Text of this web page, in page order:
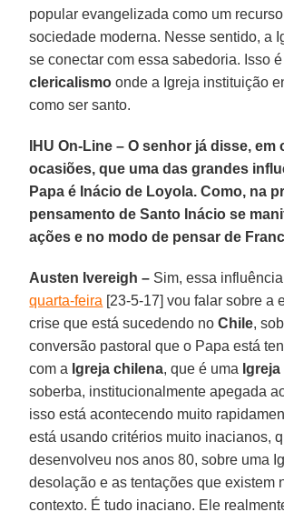
popular evangelizada como um
sociedade moderna. Nesse sentido, a
se conectar com essa sabedoria. Isso
clericalismo onde a Igreja instituição
como ser santo.
IHU On-Line – O senhor já disse, em
ocasiões, que uma das grandes
Papa é Inácio de Loyola. Como, na
pensamento de Santo Inácio se
ações e no modo de pensar de
Austen Ivereigh – Sim, essa
quarta-feira [23-5-17] vou falar sobre a
crise que está sucedendo noChile,
conversão pastoral que o Papa está
com a Igreja chilena, que é uma
soberba, institucionalmente apegada
isso está acontecendo muito
está usando critérios muito inacianos,
desenvolveu nos anos 80, sobre uma
desolação e as tentações que existem
contexto. É tudo inaciano. Ele